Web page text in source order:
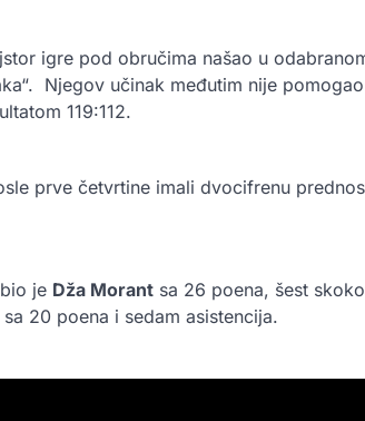
igre pod obručima našao u
Njegov učinak međutim nije
119:112.
prve četvrtine imali dvocifrenu
je Dža Morant sa 26 poena, šest
sa 20 poena i sedam asistencija.